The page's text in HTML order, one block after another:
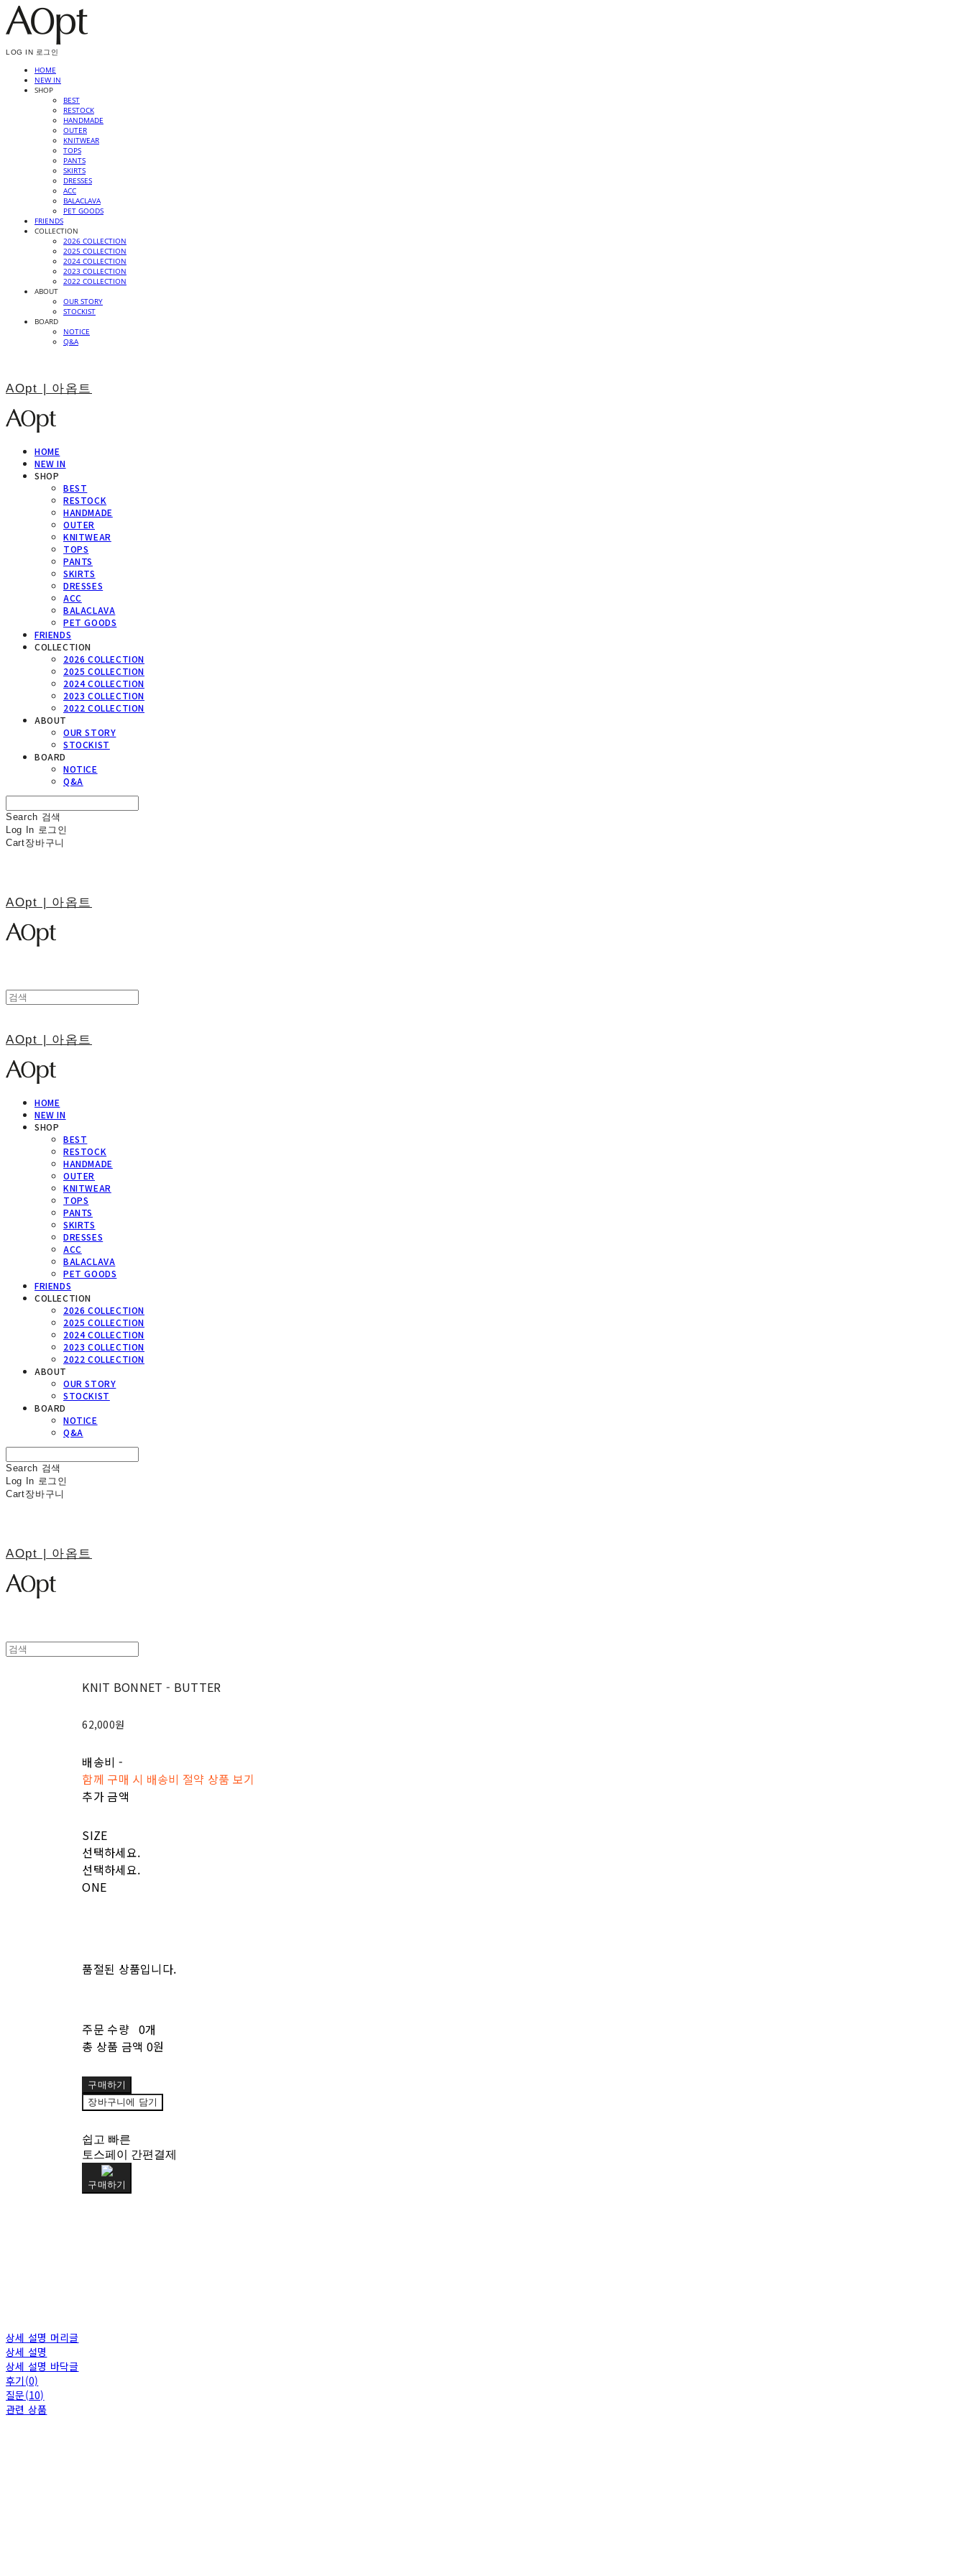
LOG IN 로그인
HOME
NEW IN
SHOP
BEST
RESTOCK
HANDMADE
OUTER
KNITWEAR
TOPS
PANTS
SKIRTS
DRESSES
ACC
BALACLAVA
PET GOODS
FRIENDS
COLLECTION
2026 COLLECTION
2025 COLLECTION
2024 COLLECTION
2023 COLLECTION
2022 COLLECTION
ABOUT
OUR STORY
STOCKIST
BOARD
NOTICE
Q&A
AOpt | 아옵트
HOME
NEW IN
SHOP
BEST
RESTOCK
HANDMADE
OUTER
KNITWEAR
TOPS
PANTS
SKIRTS
DRESSES
ACC
BALACLAVA
PET GOODS
FRIENDS
COLLECTION
2026 COLLECTION
2025 COLLECTION
2024 COLLECTION
2023 COLLECTION
2022 COLLECTION
ABOUT
OUR STORY
STOCKIST
BOARD
NOTICE
Q&A
Search 검색
Log In 로그인
Cart장바구니
AOpt | 아옵트
AOpt | 아옵트
HOME
NEW IN
SHOP
BEST
RESTOCK
HANDMADE
OUTER
KNITWEAR
TOPS
PANTS
SKIRTS
DRESSES
ACC
BALACLAVA
PET GOODS
FRIENDS
COLLECTION
2026 COLLECTION
2025 COLLECTION
2024 COLLECTION
2023 COLLECTION
2022 COLLECTION
ABOUT
OUR STORY
STOCKIST
BOARD
NOTICE
Q&A
Search 검색
Log In 로그인
Cart장바구니
AOpt | 아옵트
KNIT BONNET - BUTTER
62,000원
배송비 -
함께 구매 시 배송비 절약 상품 보기
추가 금액
SIZE
선택하세요.
선택하세요.
ONE
품절된 상품입니다.
주문 수량 0개
총 상품 금액 0원
구매하기
장바구니에 담기
쉽고 빠른
토스페이 간편결제
구매하기
상세 설명 머리글
상세 설명
상세 설명 바닥글
후기(0)
질문(10)
관련 상품